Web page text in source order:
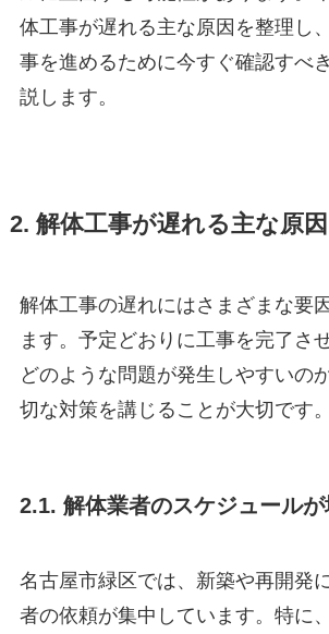
体工事が遅れる主な原因を整理し
事を進めるために今すぐ確認すべ
説します。
2. 解体工事が遅れる主な原
解体工事の遅れにはさまざまな要
ます。予定どおりに工事を完了さ
どのような問題が発生しやすいの
切な対策を講じることが大切です。
2.1. 解体業者のスケジュール
名古屋市緑区では、新築や再開発
者の依頼が集中しています。特に